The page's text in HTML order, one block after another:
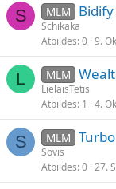
S MLM
Schikaka
Atbildes 0 9.
L MLM
LielaisTetis
Atbildes 1 4.
S MLM
Sovis
Atbildes 0 27.